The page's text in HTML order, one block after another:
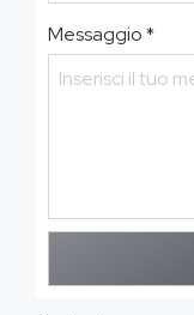
Messaggio*